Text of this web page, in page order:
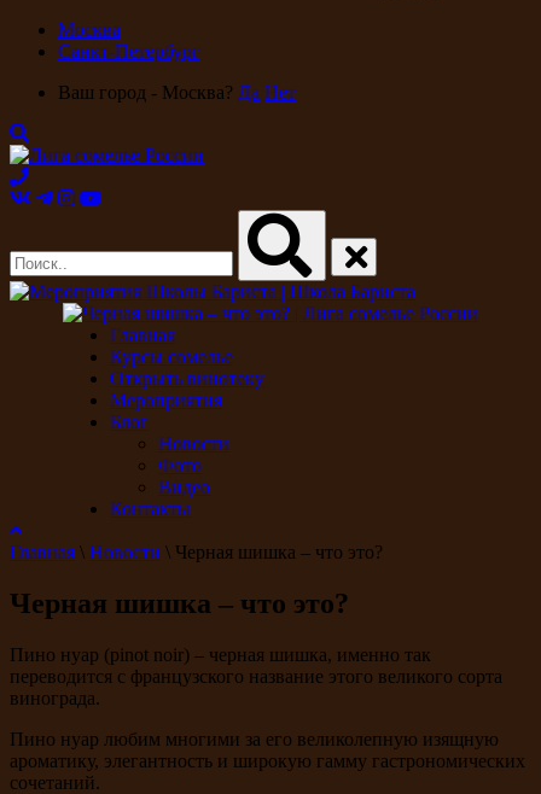
Москва
Санкт-Петербург
Ваш город - Москва? Да Нет
Главная
Курсы сомелье
Открыть винотеку
Мероприятия
Блог
Новости
Фото
Видео
Контакты
Главная \ Новости \ Черная шишка – что это?
Черная шишка – что это?
Пино нуар (pinot noir) – черная шишка, именно так
переводится с французского название этого великого сорта
винограда.
Пино нуар любим многими за его великолепную изящную
ароматику, элегантность и широкую гамму гастрономических
сочетаний.